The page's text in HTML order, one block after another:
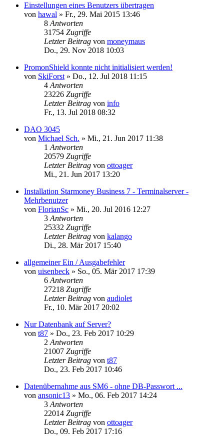
Einstellungen eines Benutzers übertragen
von hawal » Fr., 29. Mai 2015 13:46
8 Antworten
31754 Zugriffe
Letzter Beitrag von moneymaus
Do., 29. Nov 2018 10:03
PromonShield konnte nicht initialisiert werden!
von SkiForst » Do., 12. Jul 2018 11:15
4 Antworten
23226 Zugriffe
Letzter Beitrag von info
Fr., 13. Jul 2018 08:32
DAO 3045
von Michael Sch. » Mi., 21. Jun 2017 11:38
1 Antworten
20579 Zugriffe
Letzter Beitrag von ottoager
Mi., 21. Jun 2017 13:20
Installation Starmoney Business 7 - Terminalserver -
Mehrbenutzer
von FlorianSc » Mi., 20. Jul 2016 12:27
3 Antworten
25332 Zugriffe
Letzter Beitrag von kalango
Di., 28. Mär 2017 15:40
allgemeiner Ein / Ausgabefehler
von uisenbeck » So., 05. Mär 2017 17:39
6 Antworten
27218 Zugriffe
Letzter Beitrag von audiolet
Fr., 10. Mär 2017 20:02
Nur Datenbank auf Server?
von t87 » Do., 23. Feb 2017 10:29
2 Antworten
21007 Zugriffe
Letzter Beitrag von t87
Do., 23. Feb 2017 10:46
Datenübernahme aus SM6 - ohne DB-Passwort ...
von ansonic13 » Mo., 06. Feb 2017 14:24
3 Antworten
22014 Zugriffe
Letzter Beitrag von ottoager
Do., 09. Feb 2017 17:16